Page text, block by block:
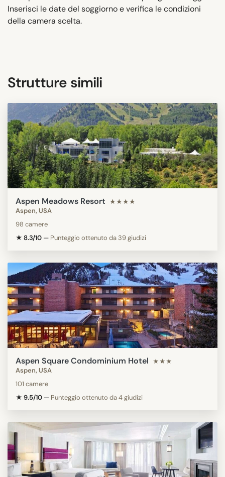
Inserisci le date del soggiorno e verifica le condizioni
della camera scelta.
Strutture simili
Aspen Meadows Resort ★★★★
Aspen, USA
98 camere
★ 8.3/10 — Punteggio ottenuto da 39 giudizi
Aspen Square Condominium Hotel ★★★
Aspen, USA
101 camere
★ 9.5/10 — Punteggio ottenuto da 4 giudizi